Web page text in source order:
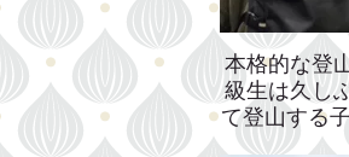
本格的な登
級生は久し
て登山する
り登